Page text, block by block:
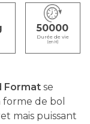
50000
Durée de vie
(en H)
Format se
de bol
mais puissant